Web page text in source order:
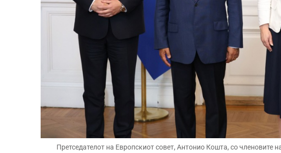
Претседателот на Европскиот совет, Антонио Кошта, со членовите